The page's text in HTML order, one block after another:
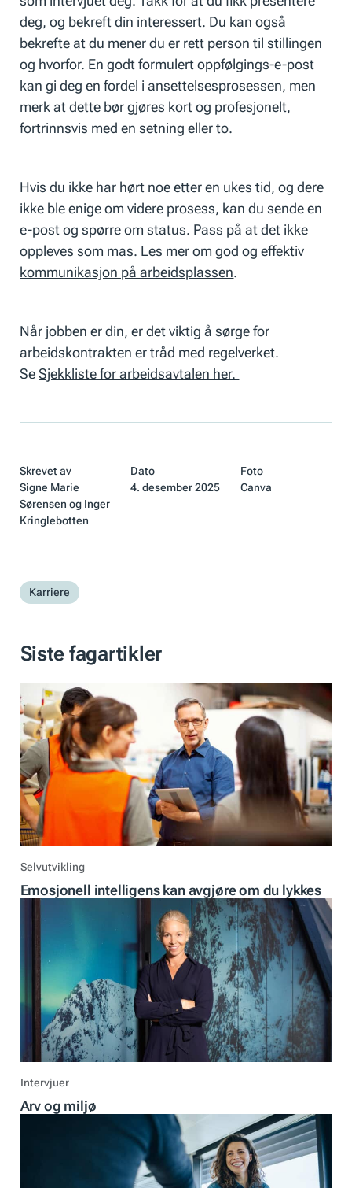
deg, og bekreft din interessert. Du kan også
bekrefte at du mener du er rett person til stillingen
og hvorfor. En godt formulert oppfølgings-e-post
kan gi deg en fordel i ansettelsesprosessen, men
merk at dette bør gjøres kort og profesjonelt,
fortrinnsvis med en setning eller to.
Hvis du ikke har hørt noe etter en ukes tid, og dere
ikke ble enige om videre prosess, kan du sende en
e-post og spørre om status. Pass på at det ikke
oppleves som mas. Les mer om god ogeffektiv
kommunikasjon på arbeidsplassen.
Når jobben er din, er det viktig å sørge for
arbeidskontrakten er tråd med regelverket.
SeSjekkliste for arbeidsavtalen her.
Skrevet av
Signe Marie
Sørensen og Inger
Kringlebotten
Dato
4. desember 2025
Foto
Canva
Karriere
Siste fagartikler
Selvutvikling
Emosjonell intelligens kan avgjøre om du lykkes
Intervjuer
Arv og miljø